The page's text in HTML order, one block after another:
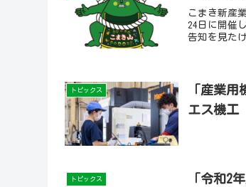
こまき新産
24日に開催
告知を見た
トピックス
「産業
エス機工
トピックス 「令和2